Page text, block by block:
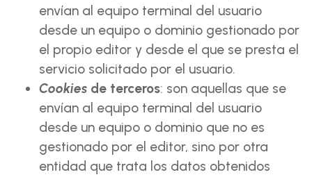
envían al equipo terminal del usuario
desde un equipo o dominio gestionado por
el propio editor y desde el que se presta el
servicio solicitado por el usuario.
Cookies de terceros: son aquellas que se
envían al equipo terminal del usuario
desde un equipo o dominio que no es
gestionado por el editor, sino por otra
entidad que trata los datos obtenidos